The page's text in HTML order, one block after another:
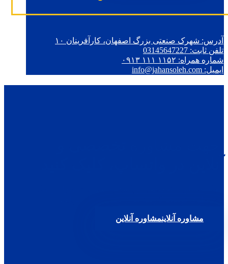
آدرس: شهرک صنعتی بزرگ اصفهان، کارآفرینان ۱۰
تلفن ثابت: 03145647227
شماره همراه: ۱۱۵۲ ۱۱۱ ۰۹۱۳
ایمیل: info@jahansoleh.com
مشاوره آنلاینمشاوره آنلاین